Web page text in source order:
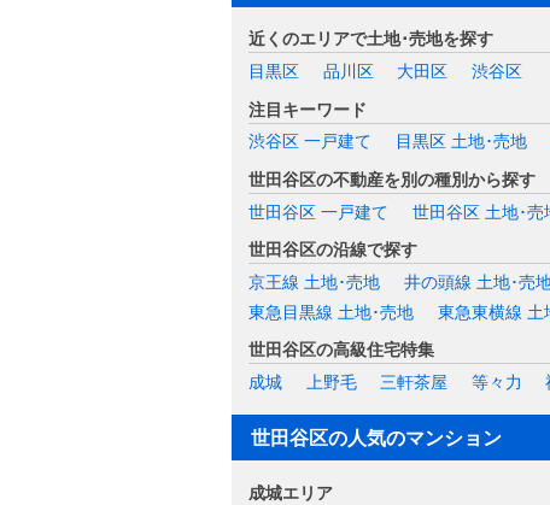
近くのエリアで土地･売地を探す
目黒区
品川区 大田区
渋谷区
注目キーワード
渋谷区 一戸建て
目黒区 土地･売地
世田谷区の不動産を別の種別から探す
世田谷区 一戸建て
世田谷区 土地･売
世田谷区の沿線で探す
京王線 土地･売地
井の頭線 土地･売
東急目黒線 土地･売地
東急東横線 土
世田谷区の高級住宅特集
成城
上野毛 三軒茶屋 等々力
世田谷区の人気のマンション
成城エリア